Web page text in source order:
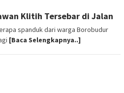
Klitih Tersebar di Jalan
spanduk dari warga Borobudur
[Baca Selengkapnya..]